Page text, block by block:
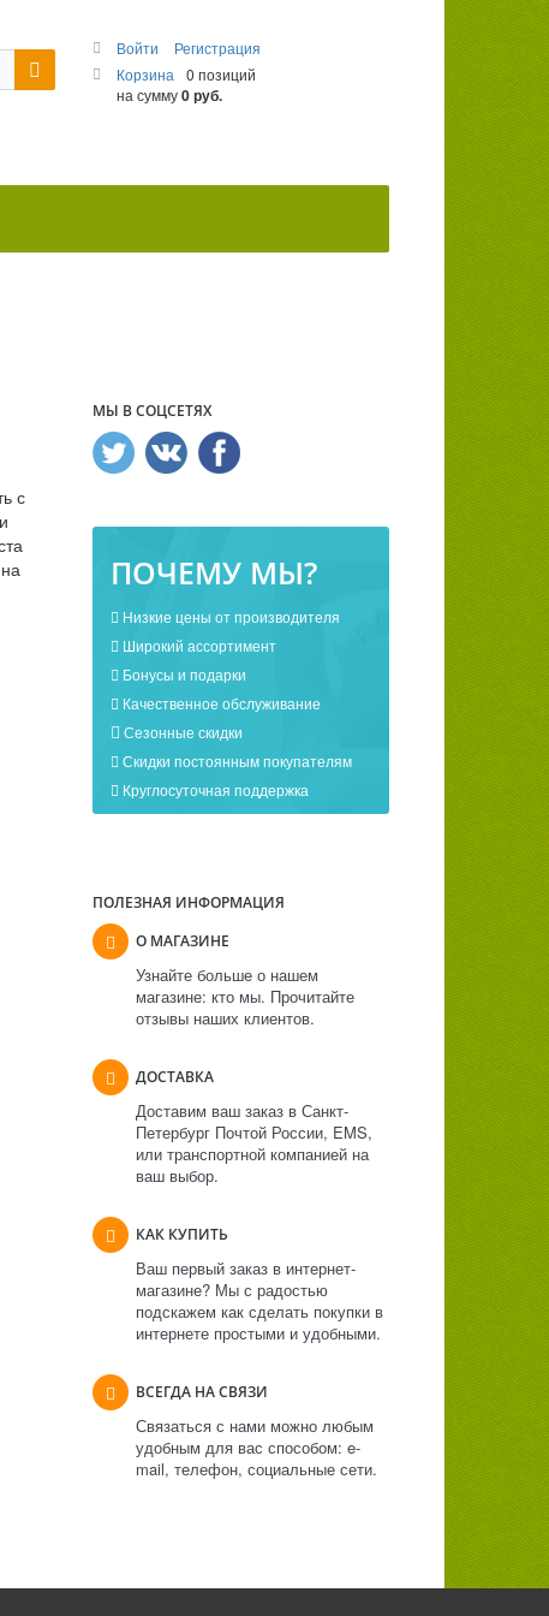
Войти
Регистрация
Корзина
0 позиций
на сумму0 руб.
с
МЫ В СОЦСЕТЯХ
ПОЧЕМУ МЫ?
Низкие цены от производителя
Широкий ассортимент
Бонусы и подарки
Качественное обслуживание
Сезонные скидки
Скидки постоянным покупателям
Круглосуточная поддержка
ПОЛЕЗНАЯ ИНФОРМАЦИЯ
О МАГАЗИНЕ
Узнайте больше о нашем
магазине: кто мы. Прочитайте
отзывы наших клиентов.
ДОСТАВКА
Доставим ваш заказ в Санкт-
Петербург Почтой России, EMS,
или транспортной компанией на
ваш выбор.
КАК КУПИТЬ
Ваш первый заказ в интернет-
магазине? Мы с радостью
подскажем как сделать покупки в
интернете простыми и удобными.
ВСЕГДА НА СВЯЗИ
Связаться с нами можно любым
удобным для вас способом: e-
mail, телефон, социальные сети.